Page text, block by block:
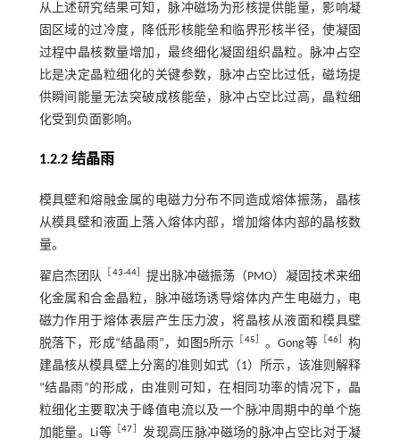
从上述研究结果可知，脉冲磁场为形核提供能量，影响凝
固区域的过冷度，降低形核能垒和临界形核半径，使凝固
过程中晶核数量增加，最终细化凝固组织晶粒。脉冲占空
比是决定晶粒细化的关键参数，脉冲占空比过低，磁场提
供瞬间能量无法突破成核能垒，脉冲占空比过高，晶粒细
化受到负面影响。
1.2.2 结晶雨
模具壁和熔融金属的电磁力分布不同造成熔体振荡，晶核
从模具壁和液面上落入熔体内部，增加熔体内部的晶核数
量。
翟启杰团队 43-44］ 提出脉冲磁振荡（PMO）凝固技术来细
化金属和合金晶粒，脉冲磁场诱导熔体内产生电磁力，电
磁力作用于熔体表层产生压力波，将晶核从液面和模具壁
脱落下，形成“结晶雨”，如 图5所示 45 。Gong等［ 46 ］构
建晶核从模具壁上分离的准则如式（1） 所示，该准则解释
“结晶雨”的形成，由准则可知，在相同功率的情况下，晶
粒细化主要取决于峰值电流以及一个脉冲周期中的单个施
加能量。Li等［47
发现高压脉冲磁场的脉冲占空比对于凝